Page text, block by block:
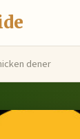
dener